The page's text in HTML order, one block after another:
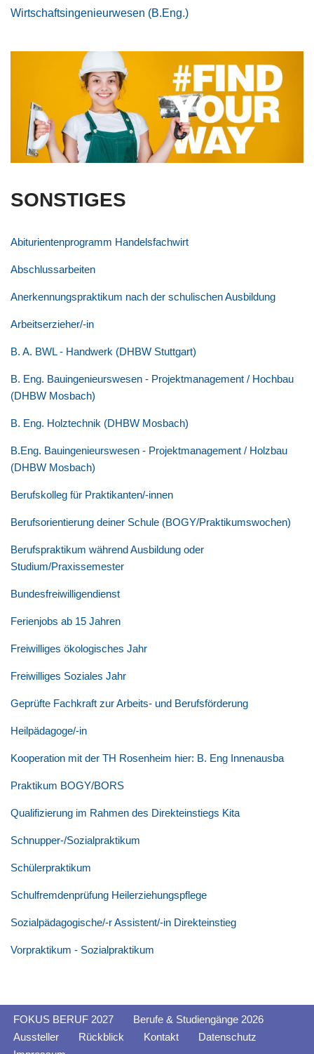
Wirtschaftsingenieurwesen (B.Eng.)
SONSTIGES
Abiturientenprogramm Handelsfachwirt
Abschlussarbeiten
Anerkennungspraktikum nach der schulischen Ausbildung
Arbeitserzieher/-in
B. A. BWL - Handwerk (DHBW Stuttgart)
B. Eng. Bauingenieurswesen - Projektmanagement / Hochbau
(DHBW Mosbach)
B. Eng. Holztechnik (DHBW Mosbach)
B.Eng. Bauingenieurswesen - Projektmanagement / Holzbau
(DHBW Mosbach)
Berufskolleg für Praktikanten/-innen
Berufsorientierung deiner Schule (BOGY/Praktikumswochen)
Berufspraktikum während Ausbildung oder
Studium/Praxissemester
Bundesfreiwilligendienst
Ferienjobs ab 15 Jahren
Freiwilliges ökologisches Jahr
Freiwilliges Soziales Jahr
Geprüfte Fachkraft zur Arbeits- und Berufsförderung
Heilpädagoge/-in
Kooperation mit der TH Rosenheim hier: B. Eng Innenausba
Praktikum BOGY/BORS
Qualifizierung im Rahmen des Direkteinstiegs Kita
Schnupper-/Sozialpraktikum
Schülerpraktikum
Schulfremdenprüfung Heilerziehungspflege
Sozialpädagogische/-r Assistent/-in Direkteinstieg
Vorpraktikum - Sozialpraktikum
FOKUS BERUF 2027
Berufe & Studiengänge 2026
Aussteller
Rückblick Kontakt
Datenschutz